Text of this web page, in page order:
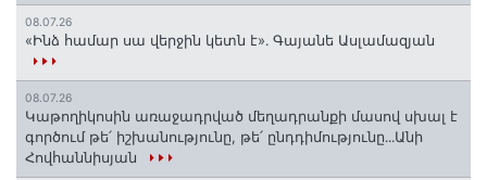
08.07.26
«Ինձ համար սա վերջին կետն է»․ Գայանե Ասլամազյան
08.07.26
Կաթողիկոսին առաջադրված մեղադրանքի մասով սխալ է
գործում թե՛ իշխանությունը, թե՛ ընդդիմությունը․․․Անի
Հովհաննիսյան